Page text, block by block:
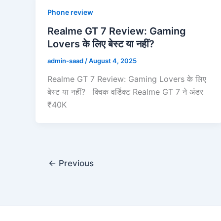
Phone review
Realme GT 7 Review: Gaming
Lovers के लिए बेस्ट या नहीं?
admin-saad /August 4, 2025
Realme GT 7 Review: Gaming Lovers के लिए
बेस्ट या नहीं? क्विक वर्डिक्ट Realme GT 7 ने अंडर
₹40K
← Previous